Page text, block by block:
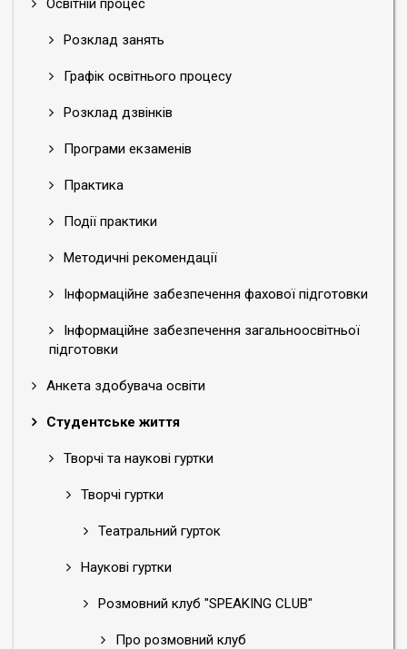
Освітній процес
Розклад занять
Графік освітнього процесу
Розклад дзвінків
Програми екзаменів
Практика
Події практики
Методичні рекомендації
Інформаційне забезпечення фахової підготовки
Інформаційне забезпечення загальноосвітньої
підготовки
Анкета здобувача освіти
Студентське життя
Творчі та наукові гуртки
Творчі гуртки
Театральний гурток
Наукові гуртки
Розмовний клуб "SPEAKING CLUB"
Про розмовний клуб